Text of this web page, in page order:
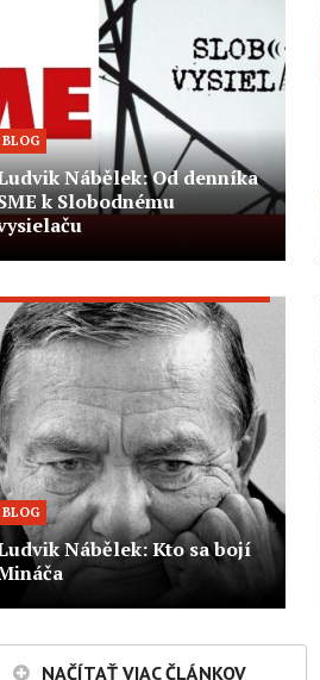
BLOG
Nábělek: Od denníka
k Slobodnému
BLOG
Nábělek: Kto sa bojí
NAČÍTAŤ VIAC ČLÁNKOV